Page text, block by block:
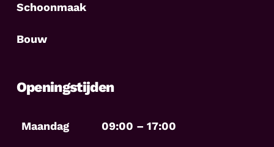
Schoonmaak
Bouw
Openingstijden
Maandag 09:00 – 17:00